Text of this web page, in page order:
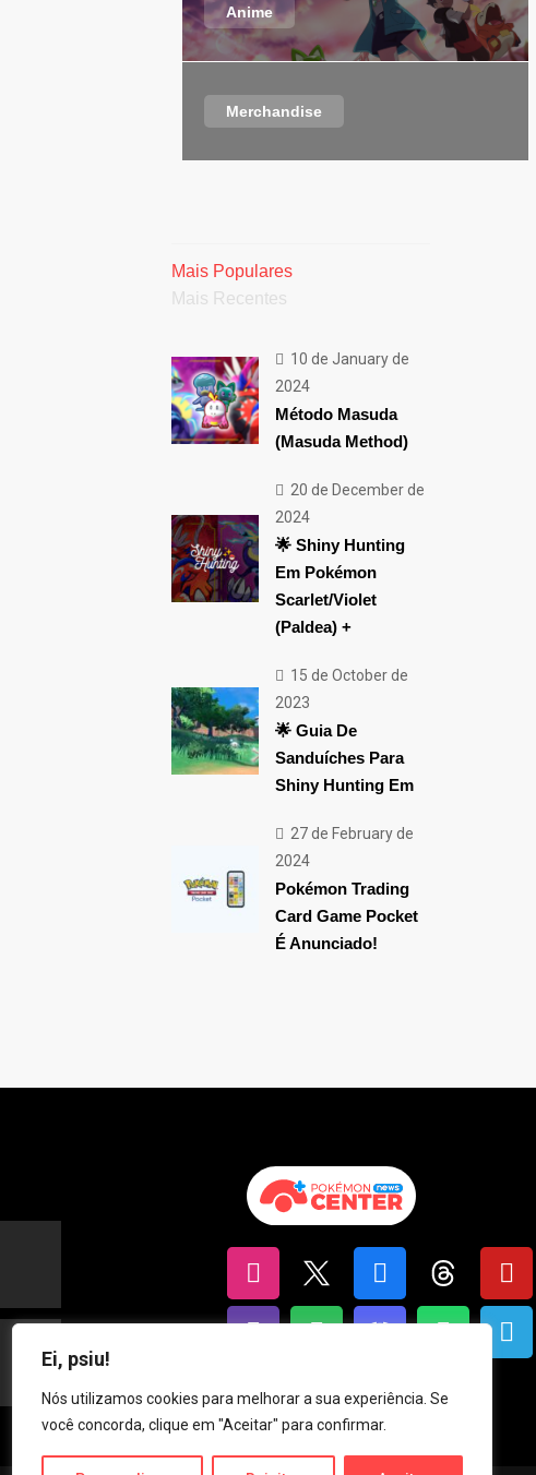
Ei, psiu!
Nós utilizamos cookies para melhorar a sua experiência. Se
você concorda, clique em "Aceitar" para confirmar.
Anime
Merchandise
Mais Populares
Mais Recentes
10 de January de
2024
Método Masuda
(Masuda Method)
20 de December de
2024
🌟 Shiny Hunting
Em Pokémon
Scarlet/Violet
(Paldea) +
15 de October de
2023
🌟 Guia De
Sanduíches Para
Shiny Hunting Em
27 de February de
2024
Pokémon Trading
Card Game Pocket
É Anunciado!